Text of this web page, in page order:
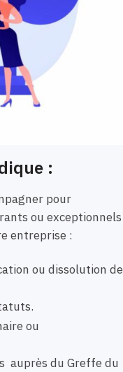
:
pour
ou exceptionnels
entreprise :
ou dissolution de
ou
auprès du Greffe du